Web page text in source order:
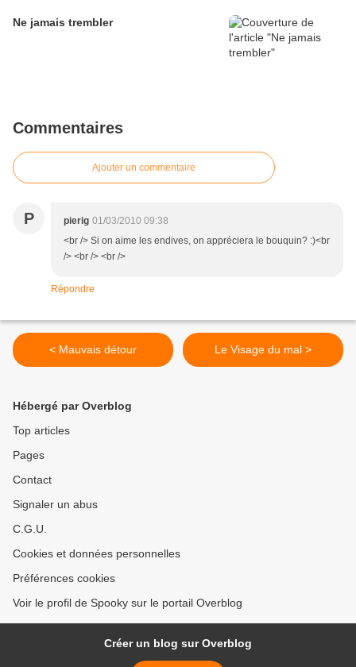
Ne jamais trembler
Commentaires
Ajouter un commentaire
P pierig 01/03/2010 09:38
<br /> Si on aime les endives, on appréciera le bouquin? :)<br
/> <br /> <br />
Répondre
< Mauvais détour Le Visage du mal >
Hébergé par Overblog
Top articles
Pages
Contact
Signaler un abus
C.G.U.
Cookies et données personnelles
Préférences cookies
Voir le profil de Spooky sur le portail Overblog
Créer un blog sur Overblog